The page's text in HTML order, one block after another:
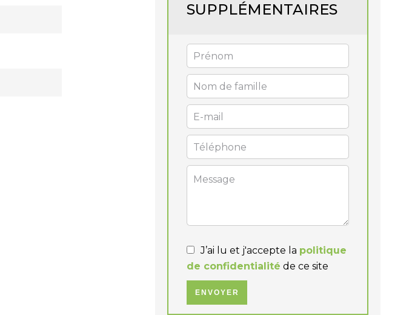
SUPPLÉMENTAIRES
J’ai lu et j'accepte la politique
de confidentialité de ce site
ENVOYER